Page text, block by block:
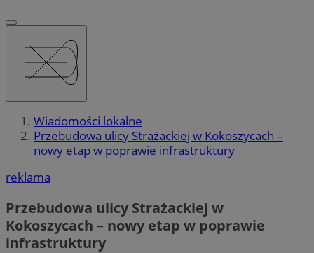
Wiadomości lokalne
Przebudowa ulicy Strażackiej w Kokoszycach –
nowy etap w poprawie infrastruktury
reklama
Przebudowa ulicy Strażackiej w
Kokoszycach – nowy etap w poprawie
infrastruktury